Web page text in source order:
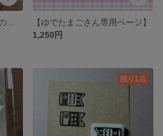
【ゆでたまごさん専用ページ】
1,250円
残り1点